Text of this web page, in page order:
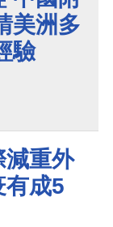
美洲多
驗
減重外
有成5